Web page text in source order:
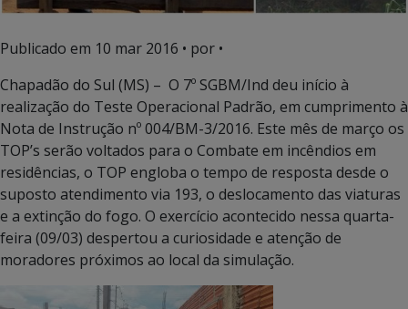
Publicado em 10 mar 2016 • por •
Chapadão do Sul (MS) – O 7º SGBM/Ind deu início à
realização do Teste Operacional Padrão, em cumprimento à
Nota de Instrução nº 004/BM-3/2016. Este mês de março os
TOP’s serão voltados para o Combate em incêndios em
residências, o TOP engloba o tempo de resposta desde o
suposto atendimento via 193, o deslocamento das viaturas
e a extinção do fogo. O exercício acontecido nessa quarta-
feira (09/03) despertou a curiosidade e atenção de
moradores próximos ao local da simulação.